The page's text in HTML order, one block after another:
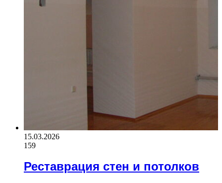
15.03.2026
159
Реставрация стен и потолков